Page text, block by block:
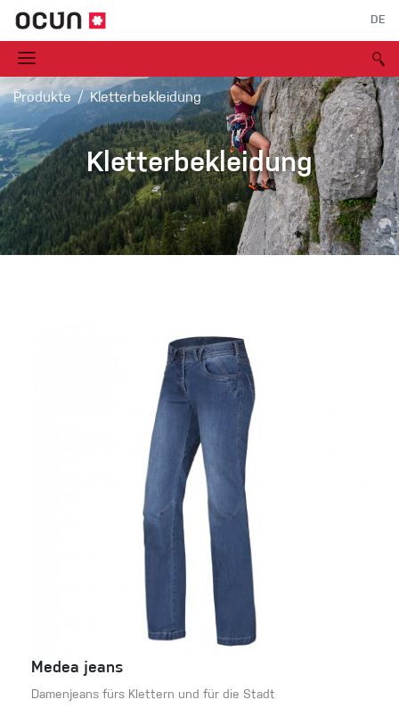
DE
Produkte Kletterbekleidung
Kletterbekleidung
Medea jeans
Damenjeans fürs Klettern und für die Stadt